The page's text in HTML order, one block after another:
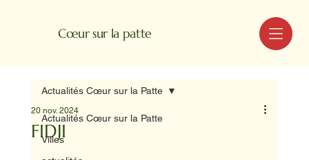
Cœur sur la patte MENU
Actualités Cœur sur la Patte
Villes
Actualités Cœur sur la Patte
FIDJI
20 nov. 2024